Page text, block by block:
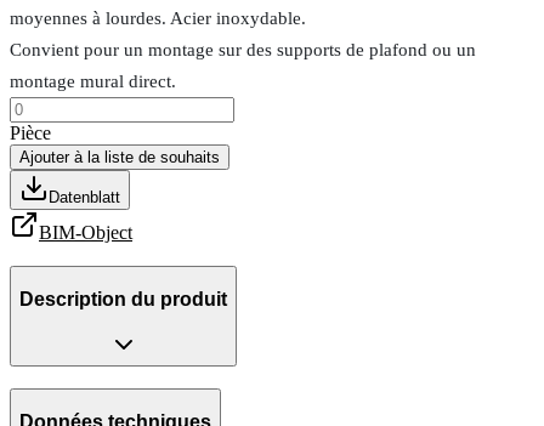
moyennes à lourdes. Acier inoxydable.
Convient pour un montage sur des supports de plafond ou un
montage mural direct.
Pièce
Ajouter à la liste de souhaits
Datenblatt
BIM-Object
Description du produit
Données techniques